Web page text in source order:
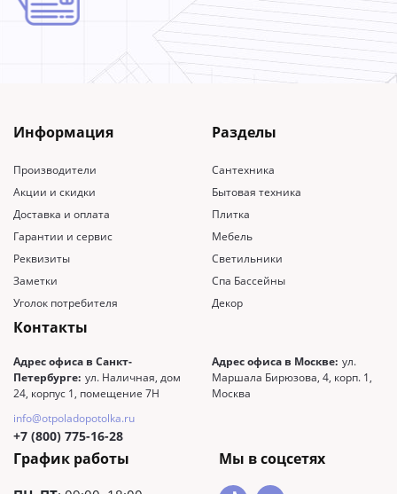
Информация
Производители
Акции и скидки
Доставка и оплата
Гарантии и сервис
Реквизиты
Заметки
Уголок потребителя
Разделы
Сантехника
Бытовая техника
Плитка
Мебель
Светильники
Спа Бассейны
Декор
Контакты
Адрес офиса в Санкт-
Петербурге: ул. Наличная, дом
24, корпус 1, помещение 7Н
Адрес офиса в Москве: ул.
Маршала Бирюзова, 4, корп. 1,
Москва
info@otpoladopotolka.ru
+7 (800) 775-16-28
График работы Мы в соцсетях